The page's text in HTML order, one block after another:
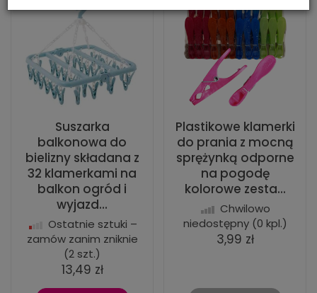
Suszarka
balkonowa do
bielizny składana z
32 klamerkami na
balkon ogród i
wyjazd...
Ostatnie sztuki –
zamów zanim zniknie
(2 szt.)
13,49 zł
Plastikowe klamerki
do prania z mocną
sprężynką odporne
na pogodę
kolorowe zesta...
Chwilowo
niedostępny(0 kpl.)
3,99 zł